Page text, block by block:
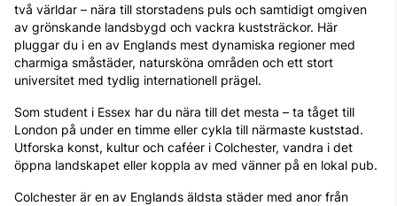
två världar – nära till storstadens puls och samtidigt omgiven
av grönskande landsbygd och vackra kuststräckor. Här
pluggar du i en av Englands mest dynamiska regioner med
charmiga småstäder, natursköna områden och ett stort
universitet med tydlig internationell prägel.
Som student i Essex har du nära till det mesta – ta tåget till
London på under en timme eller cykla till närmaste kuststad.
Utforska konst, kultur och caféer i Colchester, vandra i det
öppna landskapet eller koppla av med vänner på en lokal pub.
Colchester är en av Englands äldsta städer med anor från